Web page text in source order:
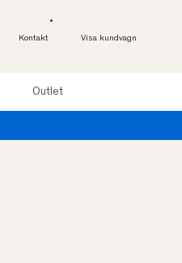
Kontakt Visa kundvagn
Outlet